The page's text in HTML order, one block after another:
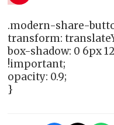
.modern-share-
transform:
box-shadow: 0 6px
!important;
opacity: 0.9;
}